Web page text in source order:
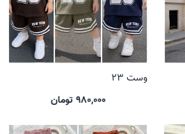
وست 23
980,000 تومان